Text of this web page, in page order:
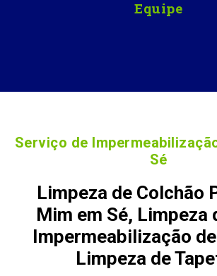
Equipe
Serviço de
Sé
Limpeza de Colchão
Mim em Sé, Limpeza
Impermeabilização
Limpeza de